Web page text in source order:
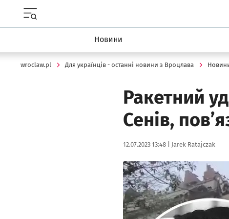
Новини
wroclaw.pl Для українців - останні новини з Вроцлава
Ракетний
Сенів,
Data publikacji:
12.07.2023 13:48 | Autor:
Jarek Ratajczak
Kliknij, aby powiększyć